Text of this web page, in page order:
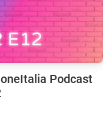
Podcast